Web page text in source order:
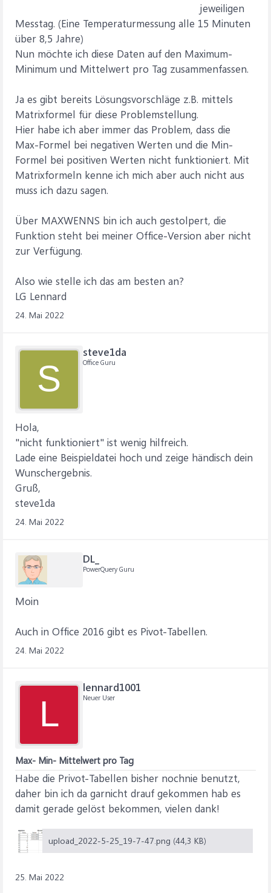
jeweiligen
Messtag. (Eine Temperaturmessung alle 15 Minuten
über 8,5 Jahre)
Nun möchte ich diese Daten auf den Maximum-
Minimum und Mittelwert pro Tag zusammenfassen.
Ja es gibt bereits Lösungsvorschläge z.B. mittels
Matrixformel für diese Problemstellung.
Hier habe ich aber immer das Problem, dass die
Max-Formel bei negativen Werten und die Min-
Formel bei positiven Werten nicht funktioniert. Mit
Matrixformeln kenne ich mich aber auch nicht aus
muss ich dazu sagen.
Über MAXWENNS bin ich auch gestolpert, die
Funktion steht bei meiner Office-Version aber nicht
zur Verfügung.
Also wie stelle ich das am besten an?
LG Lennard
24. Mai 2022
S
steve1da
Office Guru
Hola,
"nicht funktioniert" ist wenig hilfreich.
Lade eine Beispieldatei hoch und zeige händisch dein
Wunschergebnis.
Gruß,
steve1da
24. Mai 2022
DL_
PowerQuery Guru
Moin
Auch in Office 2016 gibt es Pivot-Tabellen.
24. Mai 2022
L
lennard1001
Neuer User
Max- Min- Mittelwert pro Tag
Habe die Privot-Tabellen bisher nochnie benutzt,
daher bin ich da garnicht drauf gekommen hab es
damit gerade gelöst bekommen, vielen dank!
upload_2022-5-25_19-7-47.png (44,3 KB)
25. Mai 2022